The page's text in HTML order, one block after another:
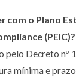
com o Plano
(PEIC)?
pelo Decreto nº
mínima e